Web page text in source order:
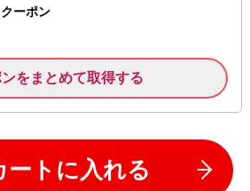
ーポン
をまとめて取得する
トに入れる